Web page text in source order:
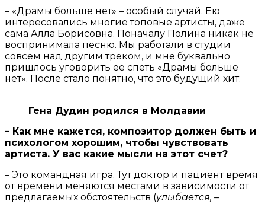
– «Драмы больше нет» – особый случай. Ею
интересовались многие топовые артисты, даже
сама Алла Борисовна. Поначалу Полина никак не
воспринимала песню. Мы работали в студии
совсем над другим треком, и мне буквально
пришлось уговорить ее спеть «Драмы больше
нет». После стало понятно, что это будущий хит.
Гена Дудин родился в Молдавии
– Как мне кажется, композитор должен быть и
психологом хорошим, чтобы чувствовать
артиста. У вас какие мысли на этот счет?
– Это командная игра. Тут доктор и пациент время
от времени меняются местами в зависимости от
предлагаемых обстоятельств (улыбается, –